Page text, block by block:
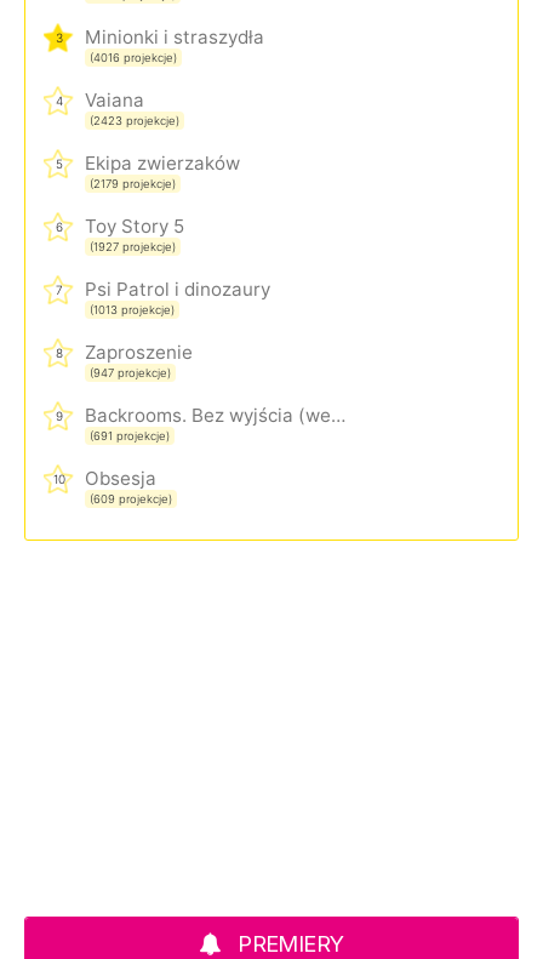
3 Minionki i straszydła
(4016 projekcje)
4 Vaiana
(2423 projekcje)
5 Ekipa zwierzaków
(2179 projekcje)
6 Toy Story 5
(1927 projekcje)
7 Psi Patrol i dinozaury
(1013 projekcje)
8 Zaproszenie
(947 projekcje)
9 Backrooms. Bez wyjścia (wersja rozszerzona)
(691 projekcje)
10 Obsesja
(609 projekcje)
PREMIERY